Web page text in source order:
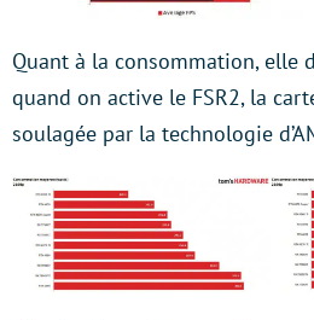
Quant à la consommation, elle
quand on active le FSR2, la
soulagée par la technologie